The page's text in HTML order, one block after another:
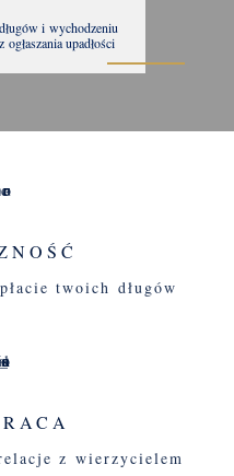
i wychodzeniu
upadłości
twoich długów
z wierzycielem